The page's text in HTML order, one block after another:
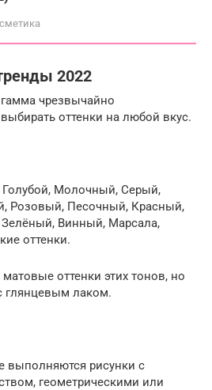
2022
чрезвычайно
оттенки на любой вкус.
Молочный, Серый,
Розовый, Песочный, Красный,
Винный, Марсала,
оттенки.
оттенки этих тонов, но
глянцевым лаком.
выполняются рисунки с
геометрическими или